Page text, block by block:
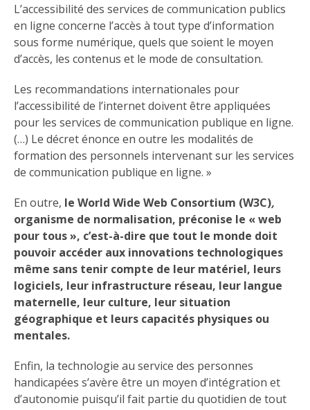
L’accessibilité des services de communication publics
en ligne concerne l’accès à tout type d’information
sous forme numérique, quels que soient le moyen
d’accès, les contenus et le mode de consultation.
Les recommandations internationales pour
l’accessibilité de l’internet doivent être appliquées
pour les services de communication publique en ligne.
(…) Le décret énonce en outre les modalités de
formation des personnels intervenant sur les services
de communication publique en ligne. »
En outre, le World Wide Web Consortium (W3C),
organisme de normalisation, préconise le « web
pour tous », c’est-à-dire que tout le monde doit
pouvoir accéder aux innovations technologiques
même sans tenir compte de leur matériel, leurs
logiciels, leur infrastructure réseau, leur langue
maternelle, leur culture, leur situation
géographique et leurs capacités physiques ou
mentales.
Enfin, la technologie au service des personnes
handicapées s’avère être un moyen d’intégration et
d’autonomie puisqu’il fait partie du quotidien de tout